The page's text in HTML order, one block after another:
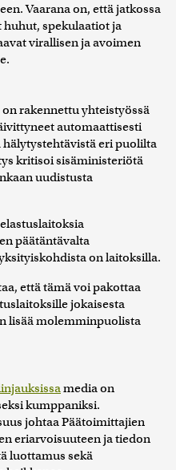
Vaarana on, että jatkossa
huhut, spekulaatiot ja
virallisen ja avoimen
on rakennettu yhteistyössä
automaattisesti
eri puolilta
kritisoi sisäministeriötä
uudistusta
päätäntävalta
on laitoksilla.
että tämä voi pakottaa
jokaisesta
lisää molemminpuolista
media on
kumppaniksi.
johtaa Päätoimittajien
eriarvoisuuteen ja tiedon
luottamus sekä